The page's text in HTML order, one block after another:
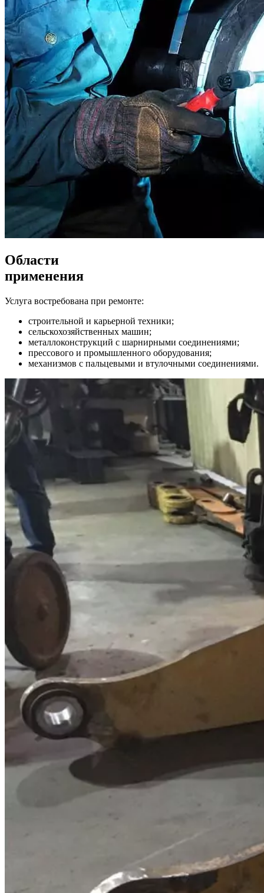
Области
применения
Услуга востребована при ремонте:
строительной и карьерной техники;
сельскохозяйственных машин;
металлоконструкций с шарнирными соединениями;
прессового и промышленного оборудования;
механизмов с пальцевыми и втулочными соединениями.